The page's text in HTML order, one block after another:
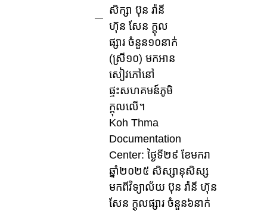
សិក្សា ប៊ុន រ៉ានី
ហ៊ុន សែន ក្តុល
ផ្សារ ចំនួន១០នាក់
(ស្រី១០) មកអាន
សៀវភៅនៅ
ផ្ទះសហគមន៍ភូមិ
ក្តុលលើ។
Koh Thma
Documentation
Center: ថ្ងៃទី២៩ ខែមករា
ឆ្នាំ២០២៥ សិស្សានុសិស្ស
មកពីវិទ្យាល័យ ប៊ុន រ៉ានី ហ៊ុន
សែន ក្តុលផ្សារ ចំនួន៦នាក់